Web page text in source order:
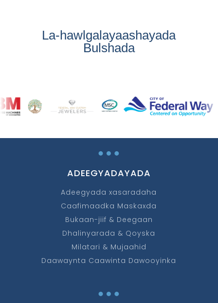
La-hawlgalayaashayada
Bulshada
…
ADEEGYADAYADA
Adeegyada xasaradaha
Caafimaadka Maskaxda
Bukaan-jiif & Deegaan
Dhalinyarada & Qoyska
Milatari & Mujaahid
Daawaynta Caawinta Dawooyinka
…